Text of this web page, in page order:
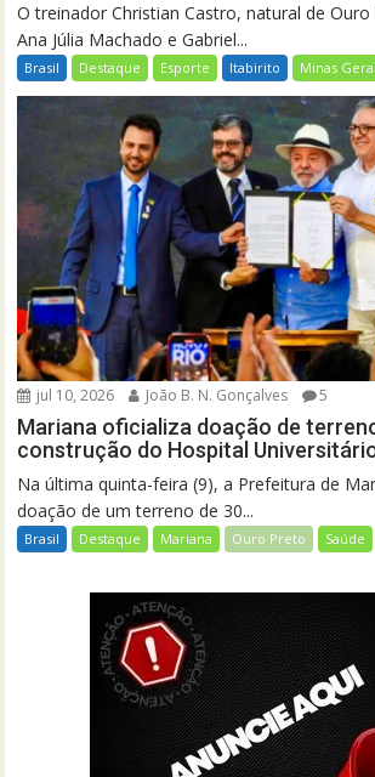
O treinador Christian Castro, natural de
Ana Júlia Machado e Gabriel...
Brasil Destaque Esporte Itabirito Minas
jul 10, 2026 João B. N. Gonçalves 5
Mariana oficializa doação de
construção do Hospital Universitário
Na última quinta-feira (9), a Prefeitura de
doação de um terreno de 30...
Brasil Destaque Mariana Ouro Preto Saúde